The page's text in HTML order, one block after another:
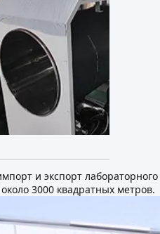
и экспорт
3000 квадратных метров.